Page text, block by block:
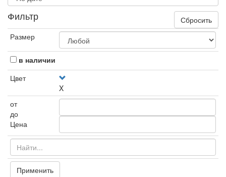
Фильтр
Сбросить
Размер
в наличии
Цвет
X
от
до
Цена
Применить